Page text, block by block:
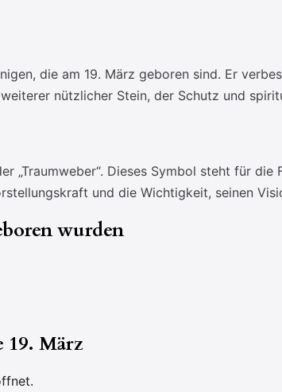
die am 19. März geboren sind. Er
nützlicher Stein, der Schutz und
„Traumweber“. Dieses Symbol steht für
und die Wichtigkeit, seinen
wurden
19. März